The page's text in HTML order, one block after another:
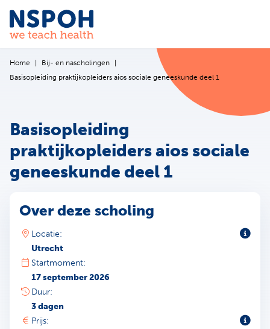
Ga naar de inhoud
Home
Bij- en nascholingen
Basisopleiding praktijkopleiders aios sociale geneeskunde deel 1
Basisopleiding
praktijkopleiders aios sociale
geneeskunde deel 1
Over deze scholing
Locatie:
Utrecht
Startmoment:
17 september 2026
Duur:
3 dagen
Prijs: